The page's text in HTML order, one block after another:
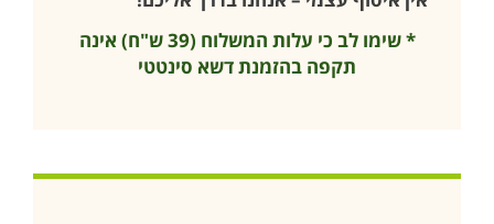
* שימו לב כי עלות המשלוח (39 ש"ח) אינה
תקפה בהזמנת דשא סינטטי